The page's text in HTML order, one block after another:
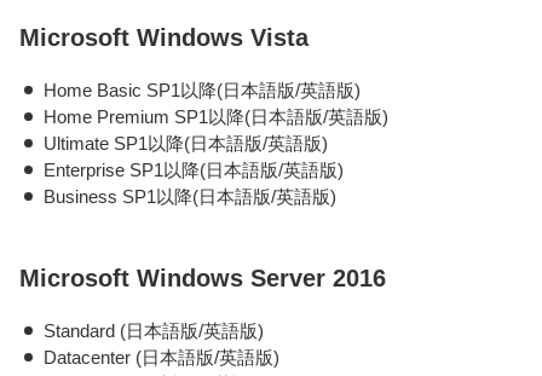
Microsoft Windows Vista
Home Basic SP1以降(日本語版/英語版)
Home Premium SP1以降(日本語版/英語版)
Ultimate SP1以降(日本語版/英語版)
Enterprise SP1以降(日本語版/英語版)
Business SP1以降(日本語版/英語版)
Microsoft Windows Server 2016
Standard (日本語版/英語版)
Datacenter (日本語版/英語版)